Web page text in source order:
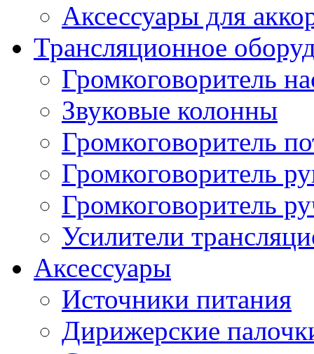
Аксессуары для
Трансляционное
Громкоговоритель
Звуковые колонны
Громкоговоритель
Громкоговоритель
Громкоговоритель
Усилители
Аксессуары
Источники питания
Дирижерские